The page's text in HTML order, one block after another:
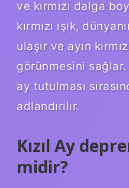
ve kırmızı dalga
kırmızı ışık,
ulaşır ve ayın
görünmesini
ay tutulması
adlandırılır.
Kızıl Ay
midir?